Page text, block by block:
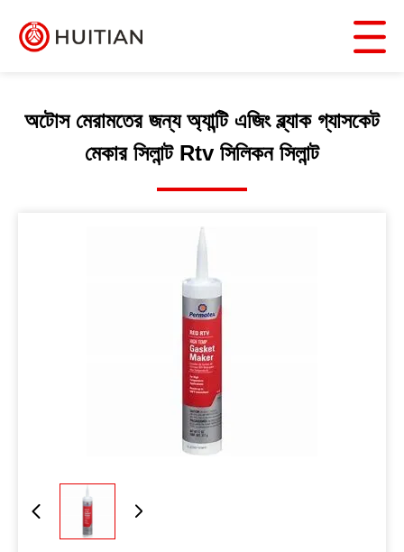
অটোস মেরামতের জন্য অ্যান্টি এজিং ব্ল্যাক গ্যাসকেট
মেকার সিলান্ট Rtv সিলিকন সিলান্ট